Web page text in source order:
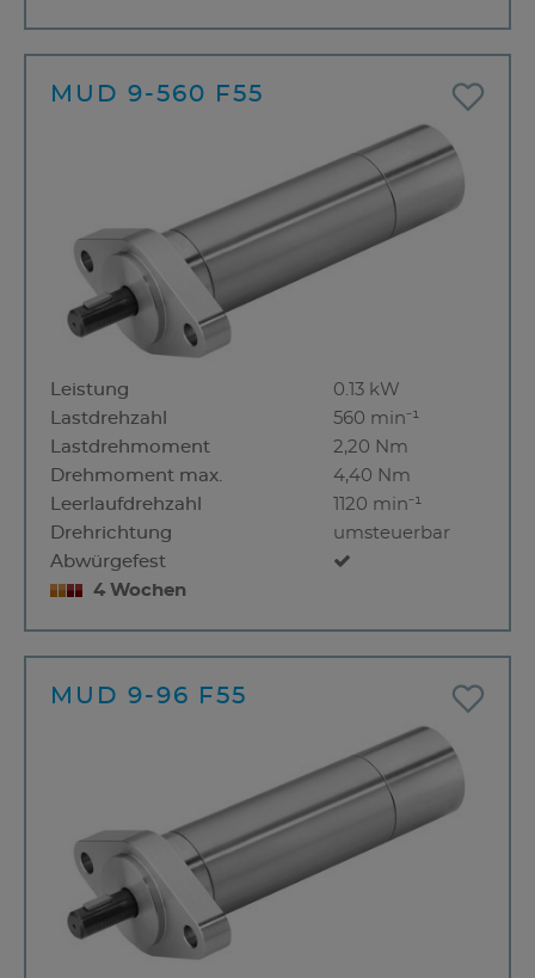
MUD 9-560 F55
Leistung
0.13 kW
Lastdrehzahl
560 min⁻¹
Lastdrehmoment
2,20 Nm
Drehmoment max.
4,40 Nm
Leerlaufdrehzahl
1120 min⁻¹
Drehrichtung
umsteuerbar
Abwürgefest
4 Wochen
MUD 9-96 F55